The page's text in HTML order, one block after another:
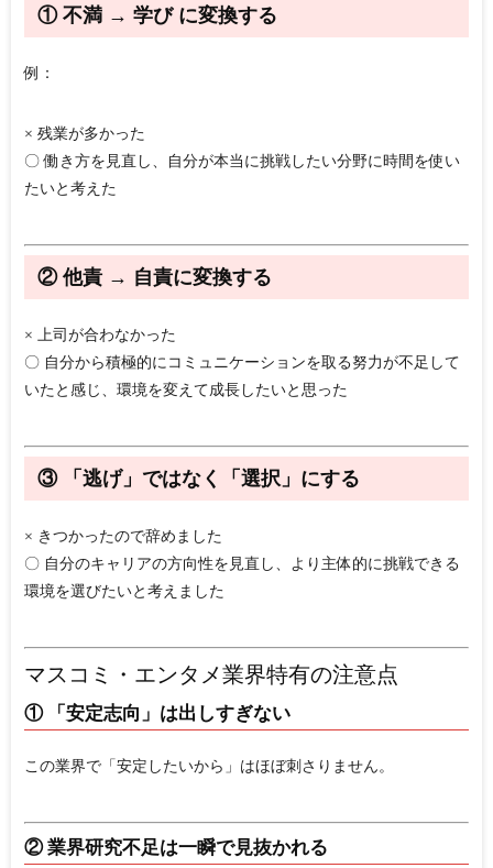
① 不満 → 学び に変換する
例：
× 残業が多かった
〇 働き方を見直し、自分が本当に挑戦したい分野に時間を使い
たいと考えた
② 他責 → 自責に変換する
× 上司が合わなかった
〇 自分から積極的にコミュニケーションを取る努力が不足して
いたと感じ、環境を変えて成長したいと思った
③ 「逃げ」ではなく「選択」にする
× きつかったので辞めました
〇 自分のキャリアの方向性を見直し、より主体的に挑戦できる
環境を選びたいと考えました
マスコミ・エンタメ業界特有の注意点
① 「安定志向」は出しすぎない
この業界で「安定したいから」はほぼ刺さりません。
② 業界研究不足は一瞬で見抜かれる